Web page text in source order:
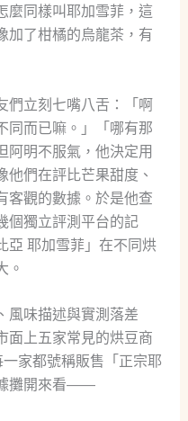
麼同樣叫耶加雪菲，這
加了柑橘的烏龍茶，有
們立刻七嘴八舌：「啊
同而已嘛。」「哪有那
阿明不服氣，他決定用
們在評比芒果甜度、
客觀的數據。於是他查
個獨立評測平台的記
亞 耶加雪菲」在不同烘
。
風味描述與實測落差
面上五家常見的烘豆商
家都號稱販售「正宗耶
攤開來看——